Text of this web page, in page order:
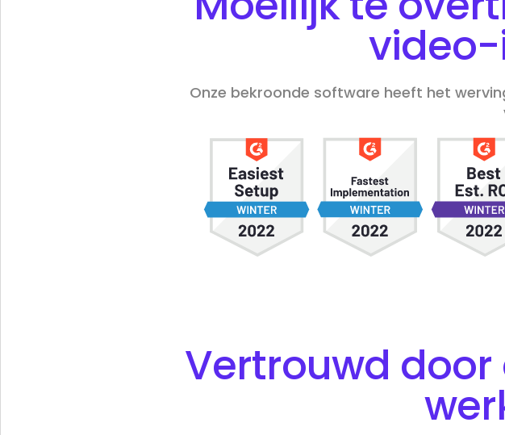
Onze bekroonde software heeft het
Vertrouwd door